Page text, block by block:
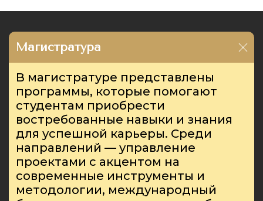
Магистратура
В магистратуре представлены
программы, которые помогают
студентам приобрести
востребованные навыки и знания
для успешной карьеры. Среди
направлений — управление
проектами с акцентом на
современные инструменты и
методологии, международный